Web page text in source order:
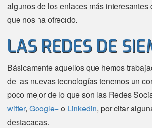
algunos de los enlaces más interesantes
que nos ha ofrecido.
LAS REDES DE
Básicamente aquellos que hemos
de las nuevas tecnologías tenemos un
poco mejor de lo que son las Redes
witter, Google+o Linkedin, por citar
destacadas.